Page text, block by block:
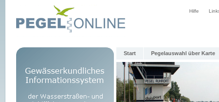
Hilfe
Start Pegelauswahl über Karte